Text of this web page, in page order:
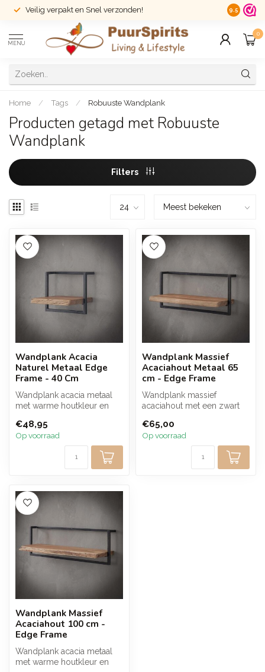
Veilig verpakt en Snel verzonden! 14 dagen
9.5
MENU
0
Home / Tags / Robuuste Wandplank
Producten getagd met Robuuste
Wandplank
Filters
Wandplank Acacia
Naturel Metaal Edge
Frame - 40 Cm
Wandplank acacia metaal
met warme houtkleur en
vorm g...
€48,95
Op voorraad
Wandplank Massief
Acaciahout Metaal 65
cm - Edge Frame
Wandplank massief
acaciahout met een zwart
De natuurlij...
€65,00
Op voorraad
Wandplank Massief
Acaciahout 100 cm -
Edge Frame
Wandplank acacia metaal
met warme houtkleur en